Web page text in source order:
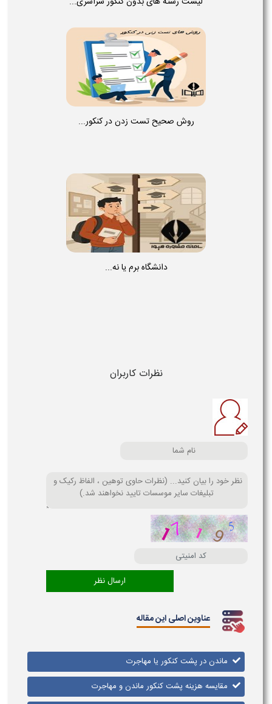
روش صحیح تست زدن در کنکور...
دانشگاه برم یا نه...
نظرات کاربران
عناوین اصلی این مقاله
ماندن در پشت کنکور یا مهاجرت
مقایسه هزینه پشت کنکور ماندن و مهاجرت